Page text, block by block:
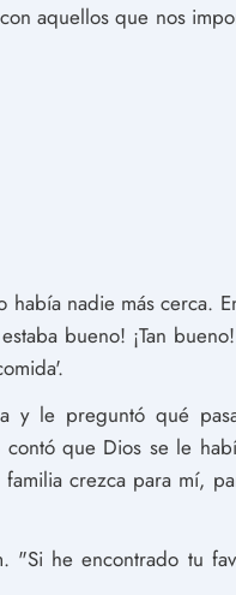
aquellos que nos
había nadie más cerca.
bueno! ¡Tan
y le preguntó qué
que Dios se le
crezca para mí,
"Si he encontrado tu